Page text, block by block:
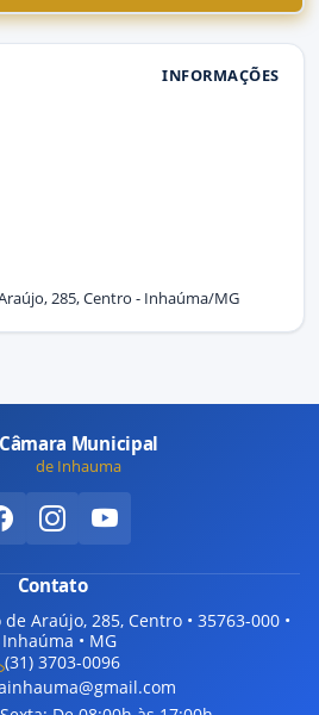
INFORMAÇÕES
285, Centro - Inhaúma/MG
Câmara Municipal
de Inhauma
Contato
Araújo, 285, Centro • 35763-000 •
Inhaúma • MG
(31) 3703-0096